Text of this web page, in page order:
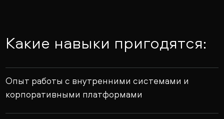
Какие навыки пригодятся:
Опыт работы с внутренними системами и
корпоративными платформами